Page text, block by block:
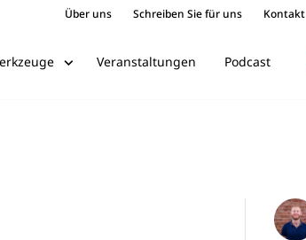
Über uns Schreiben Sie für uns Kontakt
Veranstaltungen Podcast